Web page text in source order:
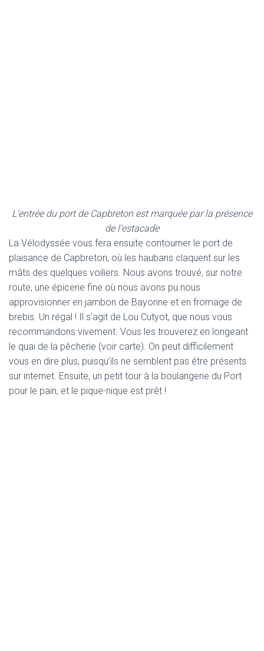
L’entrée du port de Capbreton est marquée par la présence
de l’estacade
La Vélodyssée vous fera ensuite contourner le port de
plaisance de Capbreton, où les haubans claquent sur les
mâts des quelques voiliers. Nous avons trouvé, sur notre
route, une épicerie fine où nous avons pu nous
approvisionner en jambon de Bayonne et en fromage de
brebis. Un régal ! Il s’agit de Lou Cutyot, que nous vous
recommandons vivement. Vous les trouverez en longeant
le quai de la pêcherie (voir carte). On peut difficilement
vous en dire plus, puisqu’ils ne semblent pas être présents
sur internet. Ensuite, un petit tour à la boulangerie du Port
pour le pain, et le pique-nique est prêt !